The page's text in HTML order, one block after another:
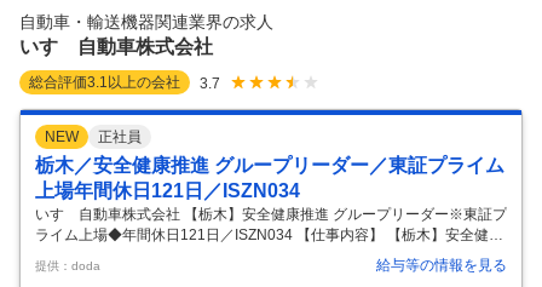
れに伴い、品質保証体制の強化およびグローバル生産準備体制の構築が
急務となっており、増員募集を行っています。 ※インフレ
自動車・輸送機器関連業界の求人
いすゞ自動車株式会社
総合評価3.1 以上の会社 3.7
NEW 正社員
栃木／安全健康推進 グループリーダー／東証プライム
上場年間休日121日／ISZN034
いすゞ自動車株式会社 【栃木】安全健康推進 グループリーダー※東証プ
ライム上場◆年間休日121日／ISZN034 【仕事内容】 【栃木】安全健康
推進 グループリーダー※東証プライム上場◆年間休日121日／ISZN034
【具体的な仕事内容】 ～工場運営の基盤づくりに直接関与できる／安
提供：doda 給与等の情報を見る